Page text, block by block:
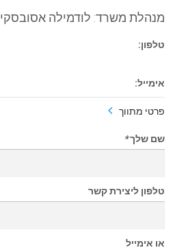
מנהלת משרד: לודמילה אסובסקי
טלפון:
אימייל:
פרטי מתווך
שם שלך*
טלפון ליצירת קשר
או אימייל